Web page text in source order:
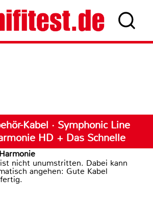
Kabel · Symphonic Line
HD + Das Schnelle
nicht unumstritten. Dabei kann
angehen: Gute Kabel